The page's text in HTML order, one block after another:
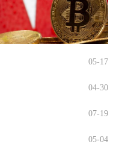
05-17
04-30
07-19
05-04